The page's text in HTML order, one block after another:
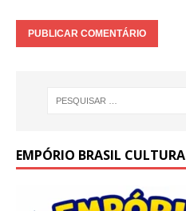
EMPÓRIO BRASIL CULTURA